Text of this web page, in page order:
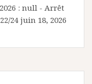
2026 : null - Arrêt
24 juin 18, 2026